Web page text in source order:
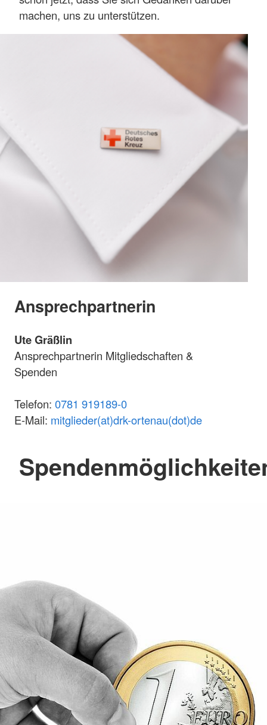
machen, uns zu unterstützen.
Ansprechpartnerin
Ute Gräßlin
Ansprechpartnerin Mitgliedschaften &
Spenden
Telefon: 0781 919189-0
E-Mail: mitglieder(at)drk-ortenau(dot)de